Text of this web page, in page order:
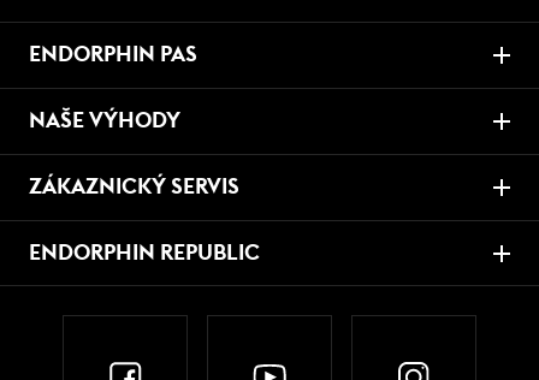
ENDORPHIN PAS
NAŠE VÝHODY
ZÁKAZNICKÝ SERVIS
ENDORPHIN REPUBLIC